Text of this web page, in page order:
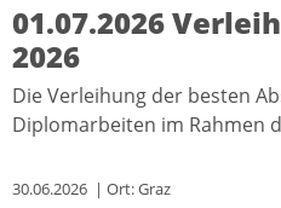
01.07.2026
2026
Die Verleihung der besten
Diplomarbeiten im Rahmen
30.06.2026 | Ort: Graz